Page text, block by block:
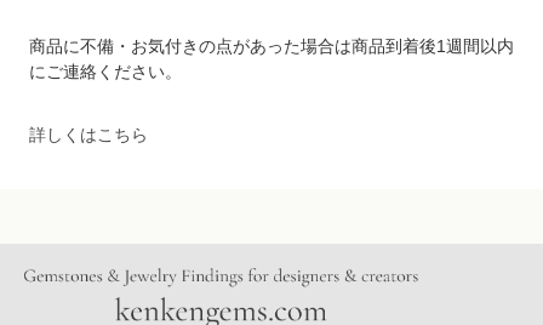
商品に不備・お気付きの点があった場合は商品到着後1週間以内
にご連絡ください。
詳しくはこちら